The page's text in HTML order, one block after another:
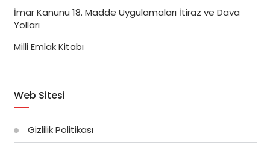
İmar Kanunu 18. Madde Uygulamaları İtiraz ve Dava
Yolları
Milli Emlak Kitabı
Web Sitesi
Gizlilik Politikası